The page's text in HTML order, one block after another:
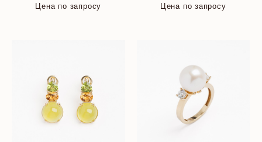
Цена по запросу Цена по запросу